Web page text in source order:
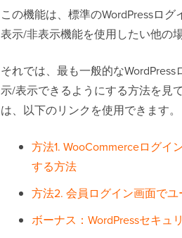
この機能は、標準のWordPressロ
表示/非表示機能を使用したい他の
それでは、最も一般的な
示/表示できるようにする方法を見
は、以下のリンクを使用できます。
方法1. WooCommerceログ
する方法
方法2. 会員ログイン画面で
ボーナス：WordPressセキュ